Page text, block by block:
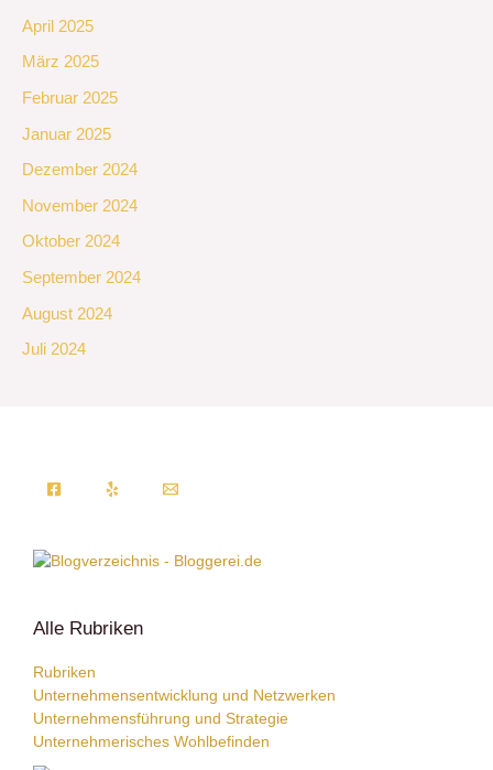
April 2025
März 2025
Februar 2025
Januar 2025
Dezember 2024
November 2024
Oktober 2024
September 2024
August 2024
Juli 2024
Alle Rubriken
Rubriken
Unternehmensentwicklung und Netzwerken
Unternehmensführung und Strategie
Unternehmerisches Wohlbefinden